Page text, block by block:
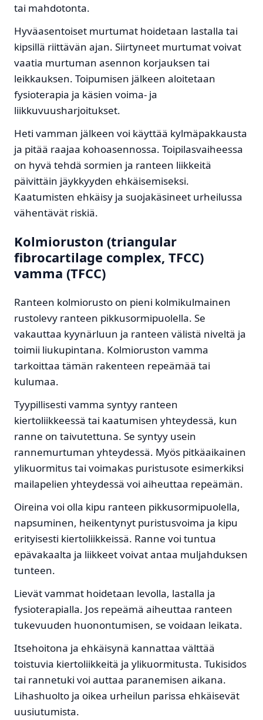
tai mahdotonta.
Hyväasentoiset murtumat hoidetaan lastalla tai
kipsillä riittävän ajan. Siirtyneet murtumat voivat
vaatia murtuman asennon korjauksen tai
leikkauksen. Toipumisen jälkeen aloitetaan
fysioterapia ja käsien voima- ja
liikkuvuusharjoitukset.
Heti vamman jälkeen voi käyttää kylmäpakkausta
ja pitää raajaa kohoasennossa. Toipilasvaiheessa
on hyvä tehdä sormien ja ranteen liikkeitä
päivittäin jäykkyyden ehkäisemiseksi.
Kaatumisten ehkäisy ja suojakäsineet urheilussa
vähentävät riskiä.
Kolmioruston (triangular
fibrocartilage complex, TFCC)
vamma (TFCC)
Ranteen kolmiorusto on pieni kolmikulmainen
rustolevy ranteen pikkusormipuolella. Se
vakauttaa kyynärluun ja ranteen välistä niveltä ja
toimii liukupintana. Kolmioruston vamma
tarkoittaa tämän rakenteen repeämää tai
kulumaa.
Tyypillisesti vamma syntyy ranteen
kiertoliikkeessä tai kaatumisen yhteydessä, kun
ranne on taivutettuna. Se syntyy usein
rannemurtuman yhteydessä. Myös pitkäaikainen
ylikuormitus tai voimakas puristusote esimerkiksi
mailapelien yhteydessä voi aiheuttaa repeämän.
Oireina voi olla kipu ranteen pikkusormipuolella,
napsuminen, heikentynyt puristusvoima ja kipu
erityisesti kiertoliikkeissä. Ranne voi tuntua
epävakaalta ja liikkeet voivat antaa muljahduksen
tunteen.
Lievät vammat hoidetaan levolla, lastalla ja
fysioterapialla. Jos repeämä aiheuttaa ranteen
tukevuuden huonontumisen, se voidaan leikata.
Itsehoitona ja ehkäisynä kannattaa välttää
toistuvia kiertoliikkeitä ja ylikuormitusta. Tukisidos
tai rannetuki voi auttaa paranemisen aikana.
Lihashuolto ja oikea urheilun parissa ehkäisevät
uusiutumista.